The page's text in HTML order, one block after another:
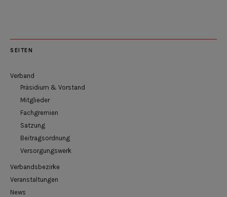
SEITEN
Verband
Präsidium & Vorstand
Mitglieder
Fachgremien
Satzung
Beitragsordnung
Versorgungswerk
Verbandsbezirke
Veranstaltungen
News